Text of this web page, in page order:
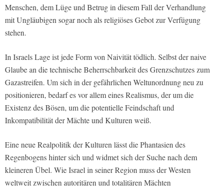
Menschen, dem Lüge und Betrug in diesem Fall der Verhandlung
mit Ungläubigen sogar noch als religiöses Gebot zur Verfügung
stehen.
In Israels Lage ist jede Form von Naivität tödlich. Selbst der naive
Glaube an die technische Beherrschbarkeit des Grenzschutzes zum
Gazastreifen. Um sich in der gefährlichen Weltunordnung neu zu
positionieren, bedarf es vor allem eines Realismus, der um die
Existenz des Bösen, um die potentielle Feindschaft und
Inkompatibilität der Mächte und Kulturen weiß.
Eine neue Realpolitik der Kulturen lässt die Phantasien des
Regenbogens hinter sich und widmet sich der Suche nach dem
kleineren Übel. Wie Israel in seiner Region muss der Westen
weltweit zwischen autoritären und totalitären Mächten